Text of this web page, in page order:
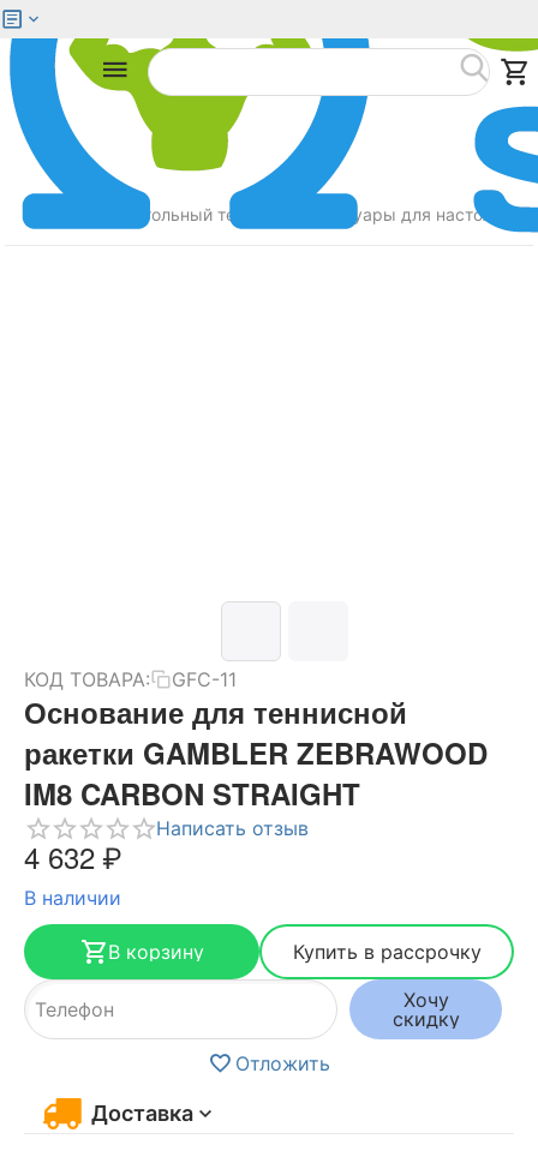
Настольный теннис Аксессуары для
КОД ТОВАРА: GFC-11
Основание для теннисной
ракетки GAMBLER ZEBRAWOOD
IM8 CARBON STRAIGHT
Написать отзыв
4 632₽
В наличии
В корзину
Купить в рассрочку
Хочу
скидку
Отложить
Доставка
Меню Найти